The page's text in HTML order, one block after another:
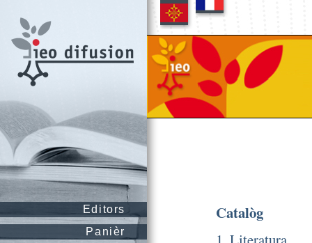
Editors
Panièr
Catalòg